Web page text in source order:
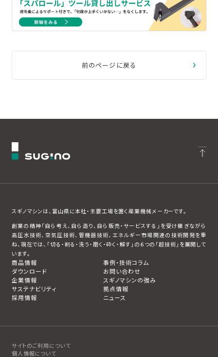
前のページに戻る
スギノマシンは、富山県に本社・主要工場を置く産業機械メーカーです。
創業の精神「自ら考え、自ら造り、自ら販売・サービスする」を受け継ぎながら
高圧水技術、空気圧技術、管機器技術、エネルギー市場関連の技術開発を重
ね、現在では、「切る・削る・洗う・磨く・砕く・解す」の６つの「超技術」を展開して
います。
商品情報
事例・技術コラム
ダウンロード
お問い合わせ
企業情報
スギノマシンの強み
サステナビリティ
拠点情報
採用情報
ニュース
サイトのご利用について
個人情報について